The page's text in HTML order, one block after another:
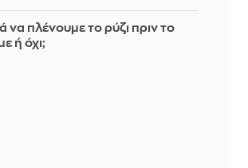
να πλένουμε το ρύζι πριν το
ή όχι;